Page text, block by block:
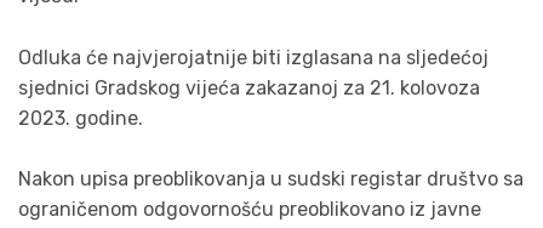
Odluka će najvjerojatnije biti izglasana na sljedećoj
sjednici Gradskog vijeća zakazanoj za 21. kolovoza
2023. godine.
Nakon upisa preoblikovanja u sudski registar društvo sa
ograničenom odgovornošću preoblikovano iz javne